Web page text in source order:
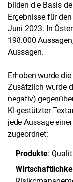
bilden die Basis
Ergebnisse für
Juni 2023. In
198.000
Aussagen.
Erhoben wurde
Zusätzlich wurde
negativ)
KI-gestützter
jede Aussage
zugeordnet:
Produkte: